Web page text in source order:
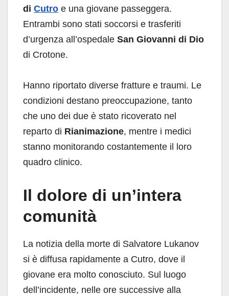
di Cutro e una giovane passeggera.
Entrambi sono stati soccorsi e trasferiti
d’urgenza all’ospedale San Giovanni di Dio
di Crotone.
Hanno riportato diverse fratture e traumi. Le
condizioni destano preoccupazione, tanto
che uno dei due è stato ricoverato nel
reparto di Rianimazione, mentre i medici
stanno monitorando costantemente il loro
quadro clinico.
Il dolore di un’intera
comunità
La notizia della morte di Salvatore Lukanov
si è diffusa rapidamente a Cutro, dove il
giovane era molto conosciuto. Sul luogo
dell’incidente, nelle ore successive alla